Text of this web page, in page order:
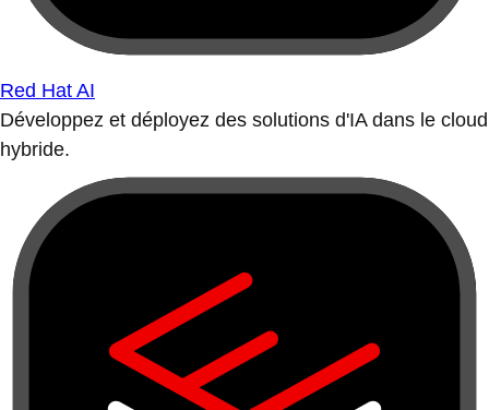
Red Hat AI
Développez et déployez des solutions d'IA dans le cloud
hybride.